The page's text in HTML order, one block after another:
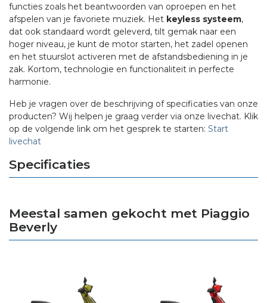
functies zoals het beantwoorden van oproepen en het
afspelen van je favoriete muziek. Het keyless systeem,
dat ook standaard wordt geleverd, tilt gemak naar een
hoger niveau, je kunt de motor starten, het zadel openen
en het stuurslot activeren met de afstandsbediening in je
zak. Kortom, technologie en functionaliteit in perfecte
harmonie.
Heb je vragen over de beschrijving of specificaties van onze
producten? Wij helpen je graag verder via onze livechat. Klik
op de volgende link om het gesprek te starten: Start
livechat
Specificaties
Meestal samen gekocht met Piaggio
Beverly